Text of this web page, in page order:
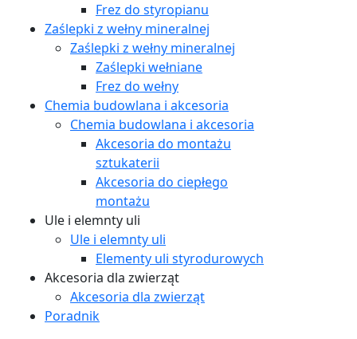
Frez do styropianu
Zaślepki z wełny mineralnej
Zaślepki z wełny mineralnej
Zaślepki wełniane
Frez do wełny
Chemia budowlana i akcesoria
Chemia budowlana i akcesoria
Akcesoria do montażu
sztukaterii
Akcesoria do ciepłego
montażu
Ule i elemnty uli
Ule i elemnty uli
Elementy uli styrodurowych
Akcesoria dla zwierząt
Akcesoria dla zwierząt
Poradnik